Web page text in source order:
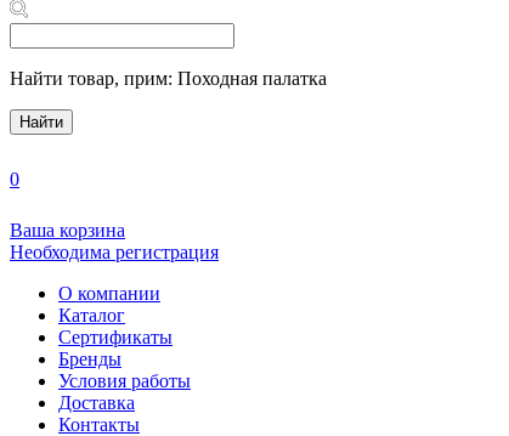
Найти товар, прим: Походная палатка
Найти
0
Ваша корзина
Необходима регистрация
О компании
Каталог
Сертификаты
Бренды
Условия работы
Доставка
Контакты